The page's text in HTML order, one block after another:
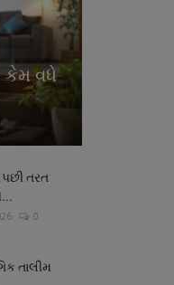
કેમ વધે
પછી તરત
0
તાલીમ